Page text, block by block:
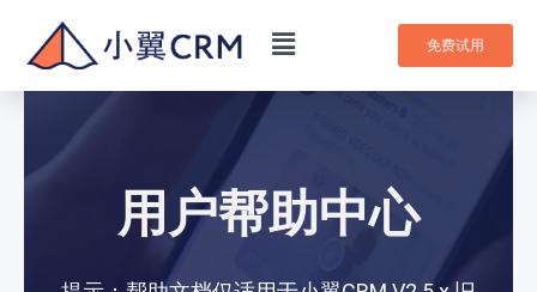
免费试用
用户帮助中心